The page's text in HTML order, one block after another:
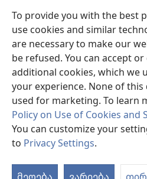
To provide you with the best
use cookies and similar
are necessary to make our
be refused. You can accept
additional cookies, which we
your experience. None of
used for marketing. To learn
Policy on Use of Cookies and
You can customize your
to Privacy Settings.
(ახალ
ფანჯარაშ
გონწყუმა)გინაჯინალ კოშკიშ
(ახალ
ფანჯარაშ
გონწყუმა)
JW Hub ®
(ახალ
ფანჯარაშ
გონწყუმა)
Copyright© 2026 Watch Tower Bible
ᲒᲘᲛᲝᲠᲜᲐᲤᲐᲨ ᲬᲔᲡᲔᲤ
ᲣᲡᲐᲤᲠᲗᲮᲝᲔᲑᲐᲨ